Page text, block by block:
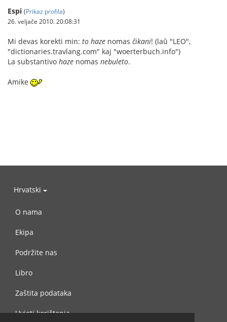
Espi (Prikaz profila)
26. veljače 2010. 20:08:31
Mi devas korekti min: to haze nomas ĉikani! (laŭ "LEO",
"dictionaries.travlang.com" kaj "woerterbuch.info")
La substantivo haze nomas nebuleto.
Amike
Hrvatski
O nama
Ekipa
Podržite nas
Libro
Zaštita podataka
Uvjeti korištenja